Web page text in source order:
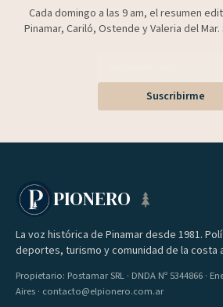
Cada domingo a las 9 am, el resumen
Pinamar, Cariló, Ostende y Valeria del
Suscribirme
PIONERO
La voz histórica de Pinamar desde 1981.
deportes, turismo y comunidad de la costa
Propietario: Postamar SRL · DNDA Nº 5344866 ·
Aires · contacto@elpionero.com.ar